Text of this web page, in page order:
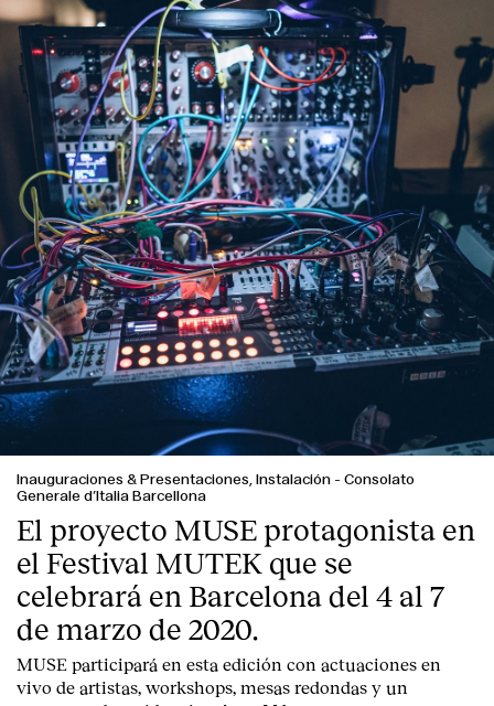
Inauguraciones & Presentaciones, Instalación - Consolato
Generale d’Italia Barcellona
El proyecto MUSE protagonista en
el Festival MUTEK que se
celebrará en Barcelona del 4 al 7
de marzo de 2020.
MUSE participará en esta edición con actuaciones en
vivo de artistas, workshops, mesas redondas y un